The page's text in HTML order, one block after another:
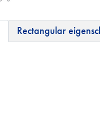
Rectangular